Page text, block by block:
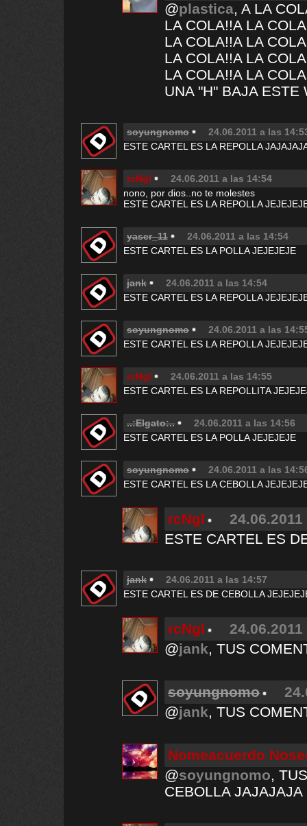
@plastica, A LA
LA COLA!!A LA
LA COLA!!A LA
LA COLA!!A LA
LA COLA!!A LA
UNA "H" BAJA ESTE
soyungnomo
24.06.2011 a las
ESTE CARTEL ES LA REPOLLA
rcNgl
24.06.2011 a las 14:54
nono, por dios..no te molestes
ESTE CARTEL ES LA REPOLLA
yaser_11
24.06.2011 a las 14:54
ESTE CARTEL ES LA POLLA JEJEJEJE
jank
24.06.2011 a las 14:54
ESTE CARTEL ES LA REPOLLA
soyungnomo
24.06.2011 a las
ESTE CARTEL ES LA REPOLLA
rcNgl
24.06.2011 a las 14:55
ESTE CARTEL ES LA REPOLLITA
..:Elgato:..
24.06.2011 a las 14:56
ESTE CARTEL ES LA POLLA JEJEJEJE
soyungnomo
24.06.2011 a las
ESTE CARTEL ES LA CEBOLLA
rcNgl
ESTE CARTEL ES
jank
24.06.2011 a las 14:57
ESTE CARTEL ES DE CEBOLLA
rcNgl
@jank, TUS
soyungnomo
@jank, TUS
Nomeacuerdo
@soyungnomo,
CEBOLLA JAJAJAJA